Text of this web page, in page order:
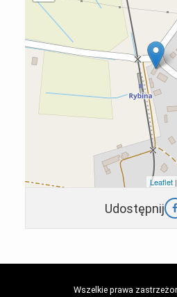
Leaflet
Udostępnij
Wszelkie prawa